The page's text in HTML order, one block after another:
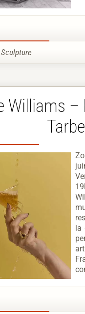
Sculpture
Williams –
la